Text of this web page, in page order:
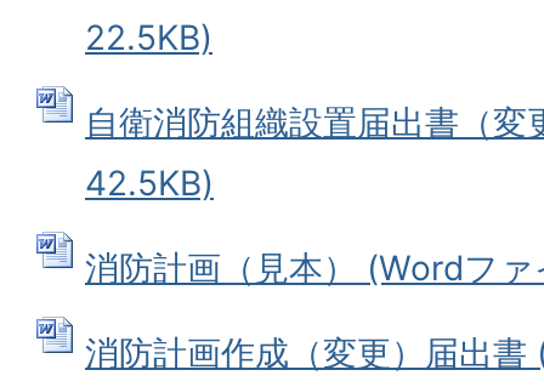
22.5KB)
自衛消防組織設置届出書（
42.5KB)
消防計画（見本） (Wordフ
消防計画作成（変更）届出